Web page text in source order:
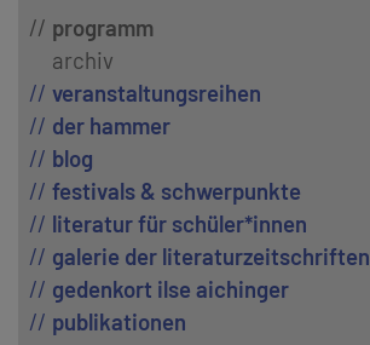
programm
archiv
veranstaltungsreihen
der hammer
blog
festivals & schwerpunkte
literatur für schüler*innen
galerie der literaturzeitschriften
gedenkort ilse aichinger
publikationen